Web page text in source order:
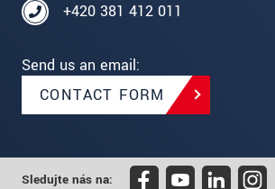
+420 381 412 011
Send us an email:
CONTACT FORM
Sledujte nás na: